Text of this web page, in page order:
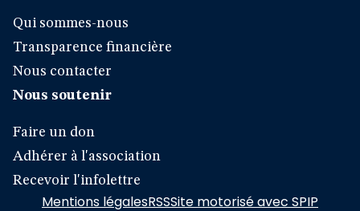
Qui sommes-nous
Transparence financière
Nous contacter
Nous soutenir
Faire un don
Adhérer à l'association
Recevoir l'infolettre
Mentions légalesRSSSite motorisé avec SPIP